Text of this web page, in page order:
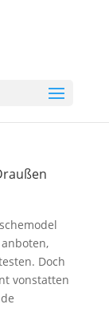
Doch
vonstatten